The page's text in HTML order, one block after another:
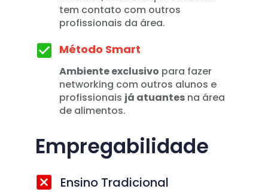
Método Smart
Ensino Tradicional
Ambiente exclusivo para fazer
networking com outros alunos e
profissionais já atuantes na área
de alimentos.
tem contato com outros
profissionais da área.
Empregabilidade